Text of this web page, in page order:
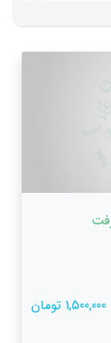
1,500,000 تومان